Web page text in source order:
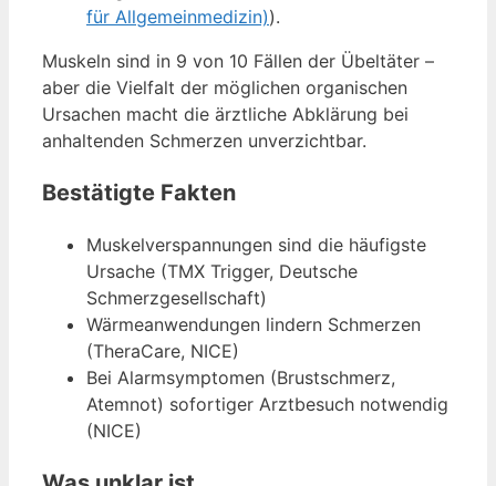
für Allgemeinmedizin)).
Muskeln sind in 9 von 10 Fällen der Übeltäter –
aber die Vielfalt der möglichen organischen
Ursachen macht die ärztliche Abklärung bei
anhaltenden Schmerzen unverzichtbar.
Bestätigte Fakten
Muskelverspannungen sind die häufigste
Ursache (TMX Trigger, Deutsche
Schmerzgesellschaft)
Wärmeanwendungen lindern Schmerzen
(TheraCare, NICE)
Bei Alarmsymptomen (Brustschmerz,
Atemnot) sofortiger Arztbesuch notwendig
(NICE)